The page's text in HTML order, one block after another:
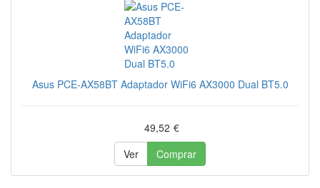
Asus PCE-AX58BT Adaptador WiFi6 AX3000 Dual BT5.0
49,52 €
Ver
Comprar